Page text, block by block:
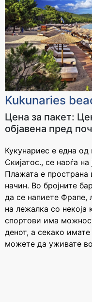
18.000 - 21.000 ден
Cashback
1200 ден
За уплата
24.000 - 27.000 ден
Cashback
1600 ден
За уплата
30.000 - 33.000 ден
2000 ден
За уплата
36.000 - 39.000 ден
Cashback
2400 ден
За уплата
42.000 - 45.000 ден
Kukunaries
Цена за пакет:
објавена пред
Кукунариес е една од
Скијатос., се наоѓа
Плажата е пространа
начин. Во бројните
да се напиете Фрапе,
на лежалка со
спортови има
денот, а секако
можете да уживате